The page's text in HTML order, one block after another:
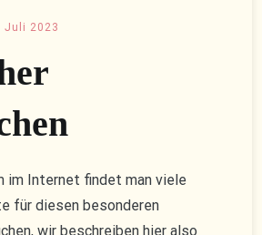
Juli 2023
im Internet findet man viele
für diesen besonderen
wir beschreiben hier also